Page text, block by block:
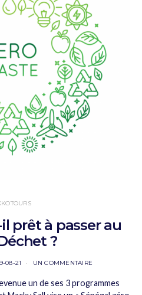
prêt à passer au
?
08-21 UN COMMENTAIRE
un de ses 3 programmes